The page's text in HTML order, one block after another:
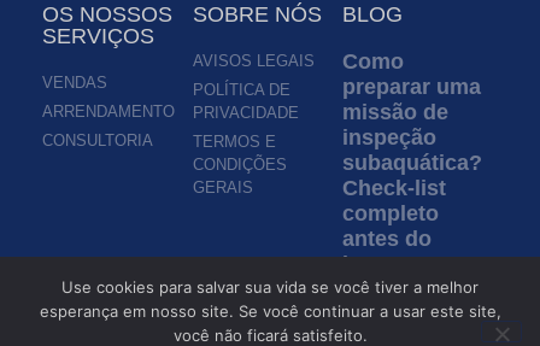
OS NOSSOS
SERVIÇOS
VENDAS
ARRENDAMENTO
CONSULTORIA
SOBRE NÓS
AVISOS LEGAIS
POLÍTICA DE
PRIVACIDADE
TERMOS E
CONDIÇÕES
GERAIS
BLOG
Como
preparar uma
missão de
inspeção
subaquática?
Check-list
completo
antes do
lançamento
de um ROV
Ler mais »
Use cookies para salvar sua vida se você tiver a melhor
esperança em nosso site. Se você continuar a usar este site,
você não ficará satisfeito.